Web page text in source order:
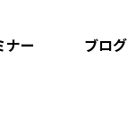
ナー ブログ